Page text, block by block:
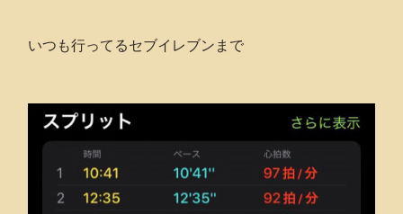
いつも行ってるセブイレブンまで